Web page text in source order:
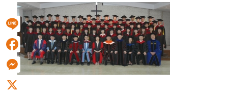
Line
Facebook
Messenger